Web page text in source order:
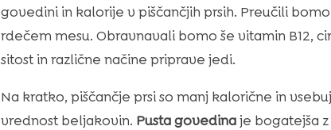
govedini in kalorije v piščančjih prsih. Preučili
rdečem mesu. Obravnavali bomo še vitamin B12,
sitost in različne načine priprave jedi.
Na kratko, piščančje prsi so manj kalorične in
vrednost beljakovin. Pusta govedinaje bogatejša z